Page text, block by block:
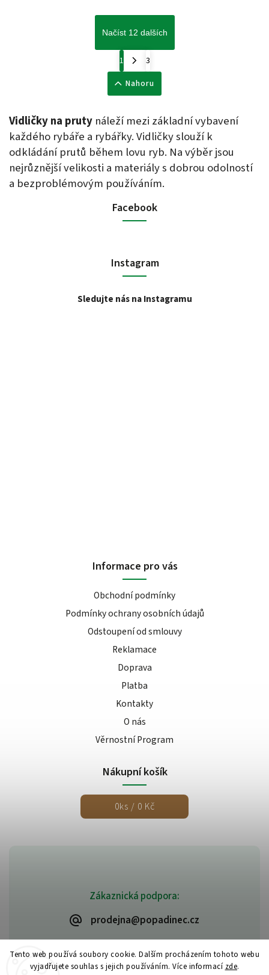
Tento web používá soubory cookie. Dalším procházením tohoto webu
vyjadřujete souhlas s jejich používáním. Více informací zde.
Načíst 12 dalších
1
3
Nahoru
Vidličky na pruty náleží mezi základní vybavení
každého rybáře a rybářky. Vidličky slouží k
odkládání prutů během lovu ryb. Na výběr jsou
nejrůznější velikosti a materiály s dobrou odolností
a bezproblémovým používáním.
Zákaznická podpora:
prodejna@popadinec.cz
Facebook
Instagram
Sledujte nás na Instagramu
Informace pro vás
Obchodní podmínky
Podmínky ochrany osobních údajů
Odstoupení od smlouvy
Reklamace
Doprava
Platba
Kontakty
O nás
Věrnostní Program
Nákupní košík
0ks / 0 Kč